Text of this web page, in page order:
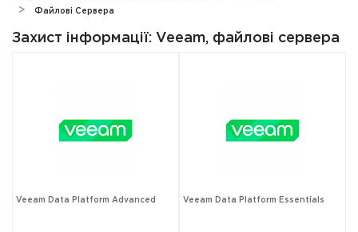
Файлові Сервера
Захист інформації: Veeam, файлові сервера
Veeam Data Platform Advanced Veeam Data Platform Essentials